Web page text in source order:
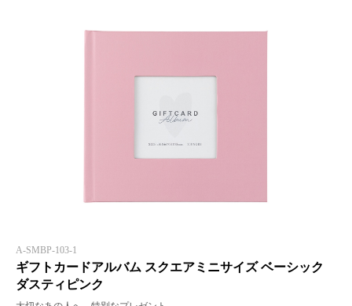
A-SMBP-103-1
ギフトカードアルバム スクエアミニサイズ ベーシック
ダスティピンク